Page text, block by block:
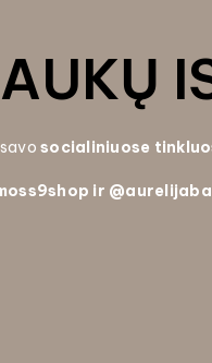
savosocialiniuose
ir